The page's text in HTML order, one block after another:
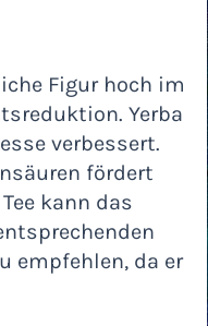
Figur hoch im
Yerba
verbessert.
fördert
kann das
empfehlen, da er